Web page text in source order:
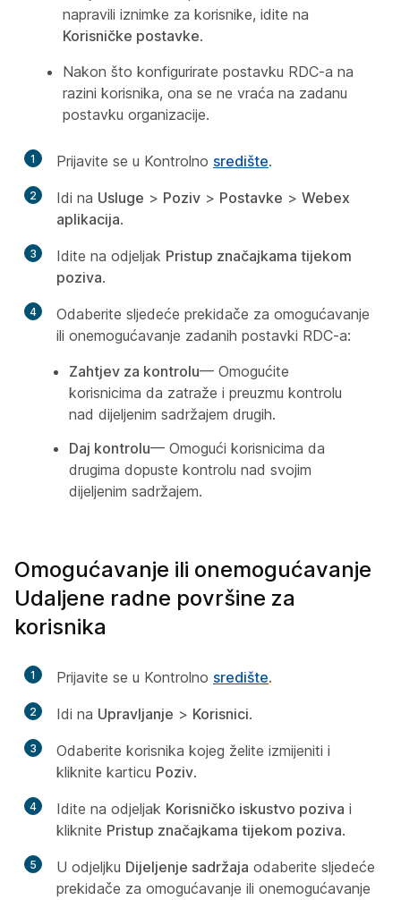
napravili iznimke za korisnike, idite na
Korisničke postavke.
Nakon što konfigurirate postavku RDC-a na
razini korisnika, ona se ne vraća na zadanu
postavku organizacije.
1 Prijavite se u Kontrolno središte.
2 Idi na Usluge > Poziv > Postavke > Webex
aplikacija.
3 Idite na odjeljak Pristup značajkama tijekom
poziva.
4
Odaberite sljedeće prekidače za omogućavanje
ili onemogućavanje zadanih postavki RDC-a:
Zahtjev za kontrolu— Omogućite
korisnicima da zatraže i preuzmu kontrolu
nad dijeljenim sadržajem drugih.
Daj kontrolu— Omogući korisnicima da
drugima dopuste kontrolu nad svojim
dijeljenim sadržajem.
Omogućavanje ili onemogućavanje
Udaljene radne površine za
korisnika
1 Prijavite se u Kontrolno središte.
2 Idi na Upravljanje > Korisnici.
3
Odaberite korisnika kojeg želite izmijeniti i
kliknite karticu Poziv.
4 Idite na odjeljak Korisničko iskustvo poziva i
kliknite Pristup značajkama tijekom poziva.
5 U odjeljku Dijeljenje sadržaja odaberite sljedeće
prekidače za omogućavanje ili onemogućavanje